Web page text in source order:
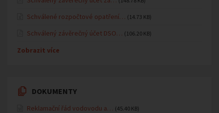
Schválené rozpočtové opatření… (14.73 KB)
Schválený závěrečný účet DSO… (106.20 KB)
Zobrazit více
DOKUMENTY
Reklamační řád vodovodu a… (45.40 KB)